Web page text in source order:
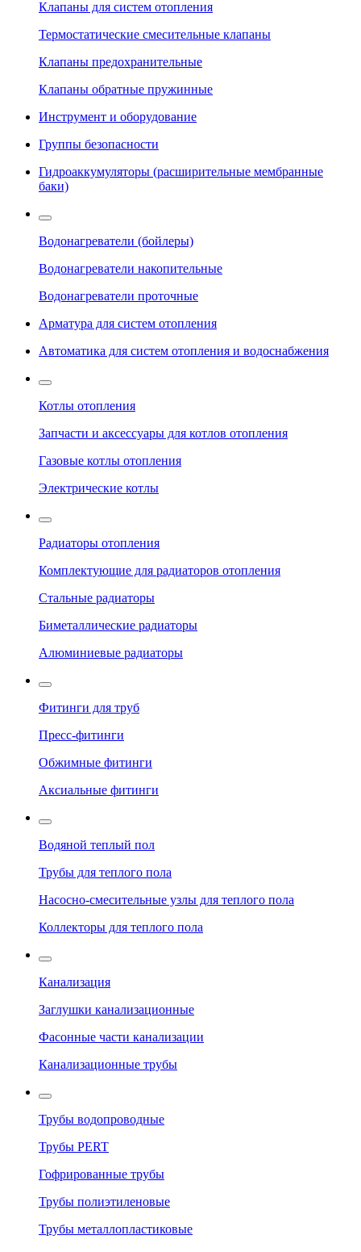
Клапаны для систем отопления
Термостатические смесительные клапаны
Клапаны предохранительные
Клапаны обратные пружинные
Инструмент и оборудование
Группы безопасности
Гидроаккумуляторы (расширительные мембранные
баки)
Водонагреватели (бойлеры)
Водонагреватели накопительные
Водонагреватели проточные
Арматура для систем отопления
Автоматика для систем отопления и водоснабжения
Котлы отопления
Запчасти и аксессуары для котлов отопления
Газовые котлы отопления
Электрические котлы
Радиаторы отопления
Комплектующие для радиаторов отопления
Стальные радиаторы
Биметаллические радиаторы
Алюминиевые радиаторы
Фитинги для труб
Пресс-фитинги
Обжимные фитинги
Аксиальные фитинги
Водяной теплый пол
Трубы для теплого пола
Насосно-смесительные узлы для теплого пола
Коллекторы для теплого пола
Канализация
Заглушки канализационные
Фасонные части канализации
Канализационные трубы
Трубы водопроводные
Трубы PERT
Гофрированные трубы
Трубы полиэтиленовые
Трубы металлопластиковые